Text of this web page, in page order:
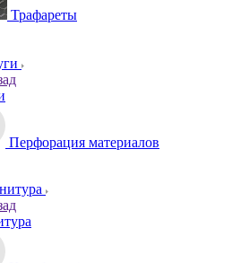
Трафареты
Перфорация материалов